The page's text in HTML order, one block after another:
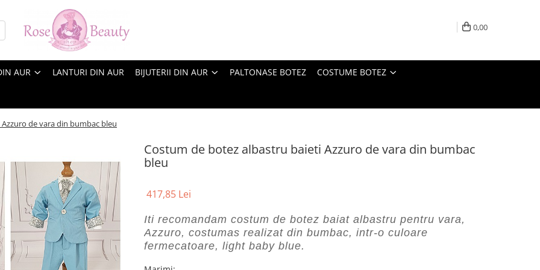
0,00
AUR LANTURI DIN AUR BIJUTERII DIN AUR PALTONASE BOTEZ COSTUME BOTEZ
de vara din bumbac bleu
Costum de botez albastru baieti Azzuro de vara din bumbac
bleu
417,85 Lei
Iti recomandam costum de botez baiat albastru pentru vara,
Azzuro, costumas realizat din bumbac, intr-o culoare
fermecatoare, light baby blue.